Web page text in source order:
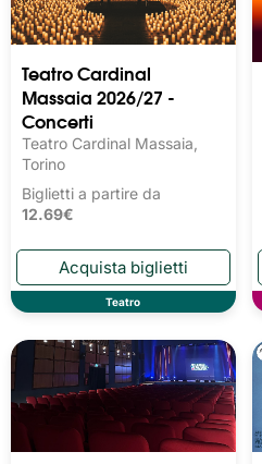
Teatro Cardinal
Massaia 2026/27 -
Concerti
Teatro Cardinal Massaia,
Torino
Biglietti a partire da
12.69€
Teatro